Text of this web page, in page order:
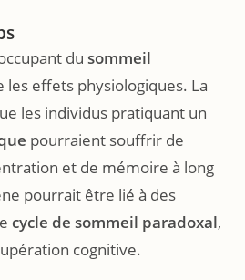
dusommeil
les effets physiologiques. La
les individus pratiquant un
pourraient souffrir de
et de mémoire à long
pourrait être lié à des
cycle de sommeil paradoxal,
cognitive.